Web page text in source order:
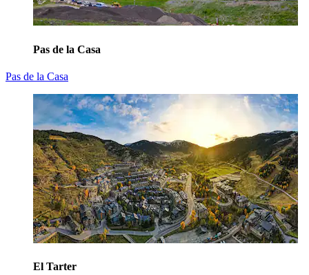
Pas de la Casa
Pas de la Casa
El Tarter